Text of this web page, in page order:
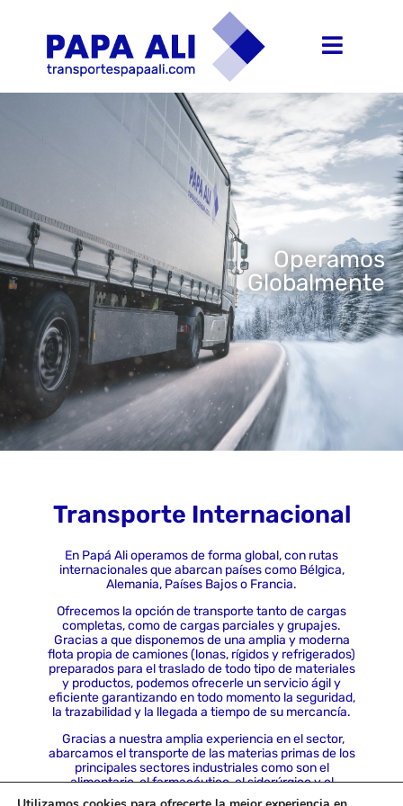
Operamos
Globalmente
Transporte Internacional
En Papá Ali operamos de forma global, con rutas
internacionales que abarcan países como Bélgica,
Alemania, Países Bajos o Francia.
Ofrecemos la opción de transporte tanto de cargas
completas, como de cargas parciales y grupajes.
Gracias a que disponemos de una amplia y moderna
flota propia de camiones (lonas, rígidos y refrigerados)
preparados para el traslado de todo tipo de materiales
y productos, podemos ofrecerle un servicio ágil y
eficiente garantizando en todo momento la seguridad,
la trazabilidad y la llegada a tiempo de su mercancía.
Gracias a nuestra amplia experiencia en el sector,
abarcamos el transporte de las materias primas de los
principales sectores industriales como son el
alimentario, el farmacéutico, el siderúrgico y el
metalúrgico.